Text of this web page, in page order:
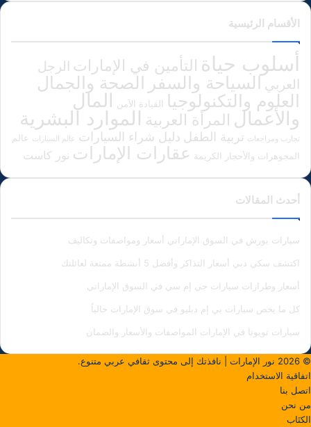
الأقسام الرئيسية
أسلوب حياة التأمين في الإمارات
الرجل
العربي السياحة والسفر الصحة والجمال
العلوم والتكنولوجيا
القيادة الآمن المال
والأعمال المرأة العربية الموارد البشرية
تجارب ومراجعات تربية الطفل دليل شراء السيارات عالم السيارات عالم
المجوهرات والأحجار الكريمة عقارات الإمارات نور كاست
أحدث المقالات
سيارات بورش في السوق الإماراتي أسعار ومواصفات وتكاليف
اكتشف سكي دبي أسعار التذاكر وأفضل 5 أنشطة ممتعة لعائلتك
أسعار وطرازات سيارات جي إم سي في السوق الإماراتي
كل ما يخص سيارات بي إم دبليو في سوق الإمارات حالياً
سيارات تويوتا في الإمارات المواصفات والأسعار والضمان
© 2026 نور الإمارات | نافذتك إلى محتوى ثقافي عربي متنوع.
اتفاقية الاستخدام
اتصل بنا
من نحن
الكتَاب